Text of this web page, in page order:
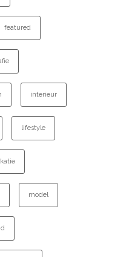
featured
interieur
lifestyle
model